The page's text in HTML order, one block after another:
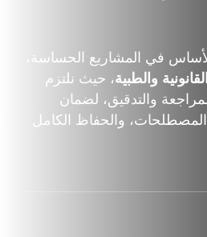
في المشاريع الحساسة،
والطبية، حيث نلتزم
والتدقيق، لضمان
والحفاظ الكامل